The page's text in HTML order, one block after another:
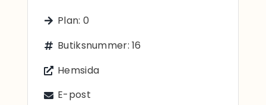
Plan: 0
Butiksnummer: 16
Hemsida
E-post